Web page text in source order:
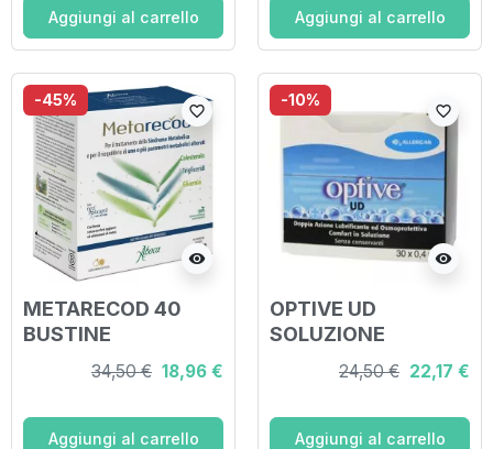
Aggiungi al carrello Aggiungi al carrello
-45%
visibility
favorite_border
METARECOD 40
BUSTINE
GRANULARI X 2,5G
GUSTO ARANCIA E
34,50 € 18,96 €
Aggiungi al carrello
-10%
visibility
favorite_border
OPTIVE UD
SOLUZIONE
OFTALMICA 30
FLACONCINI
24,50 € 22,17 €
Aggiungi al carrello